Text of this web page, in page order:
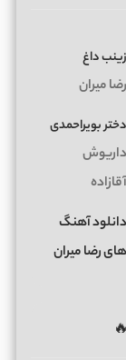
زینب داغ
رضا میران
دختر بویراحمدی
داریوش
آقازاده
دانلود آهنگ
های رضا میران